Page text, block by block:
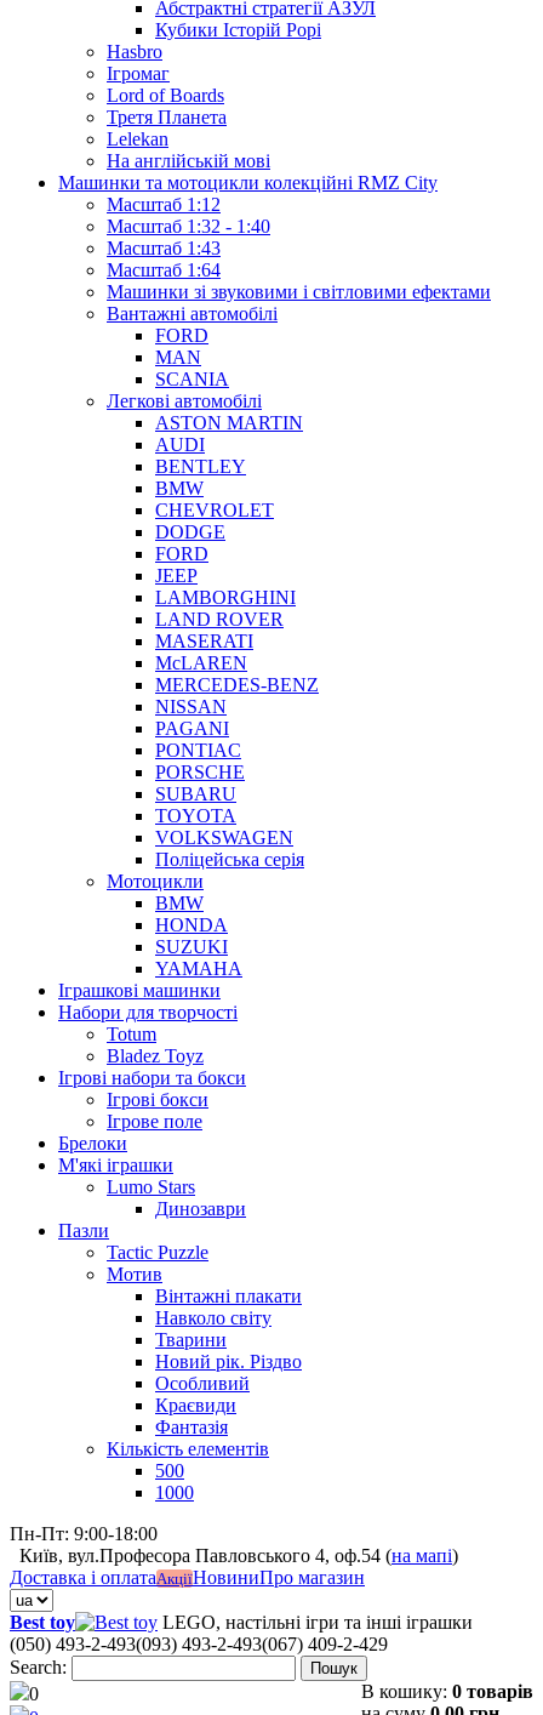
Абстрактні стратегії АЗУЛ
Кубики Історій Рорі
Hasbro
Ігромаг
Lord of Boards
Третя Планета
Lelekan
На англійській мові
Машинки та мотоцикли колекційні RMZ City
Масштаб 1:12
Масштаб 1:32 - 1:40
Масштаб 1:43
Масштаб 1:64
Машинки зі звуковими і світловими ефектами
Вантажні автомобілі
FORD
MAN
SCANIA
Легкові автомобілі
ASTON MARTIN
AUDI
BENTLEY
BMW
CHEVROLET
DODGE
FORD
JEEP
LAMBORGHINI
LAND ROVER
MASERATI
McLAREN
MERCEDES-BENZ
NISSAN
PAGANI
PONTIAC
PORSCHE
SUBARU
TOYOTA
VOLKSWAGEN
Поліцейська серія
Мотоцикли
BMW
HONDA
SUZUKI
YAMAHA
Іграшкові машинки
Набори для творчості
Totum
Bladez Toyz
Ігрові набори та бокси
Ігрові бокси
Ігрове поле
Брелоки
М'які іграшки
Lumo Stars
Динозаври
Пазли
Tactic Puzzle
Мотив
Вінтажні плакати
Навколо світу
Тварини
Новий рік. Різдво
Особливий
Краєвиди
Фантазія
Кількість елементів
500
1000
Пн-Пт: 9:00-18:00
Київ, вул.Професора Павловського 4, оф.54 (на мапі)
Доставка і оплатаАкціїНовиниПро магазин
Best toy
LEGO, настільні ігри та інші іграшки
(050) 493-2-493(093) 493-2-493(067) 409-2-429
Search:
Пошук
0 В кошику: 0 товарів